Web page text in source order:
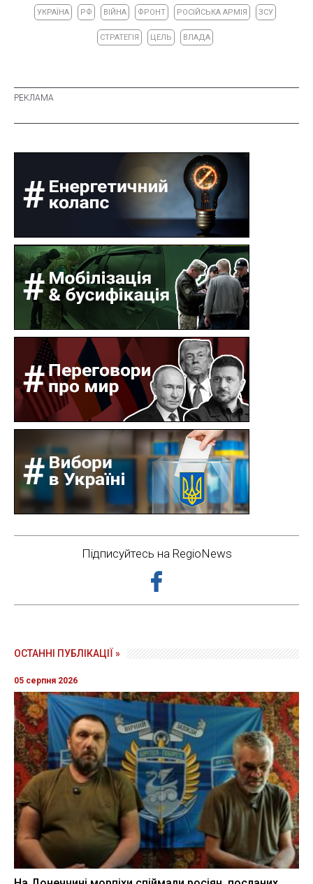
УКРАЇНА РФ ВІЙНА ФРОНТ РОСІЙСЬКА АРМІЯ ЗСУ
СТРАТЕГІЯ ЦЕЛЬ ВЛАДА
Підписуйтесь на RegioNews
ОСТАННІ ПУБЛІКАЦІЇ »
05 серпня 2026